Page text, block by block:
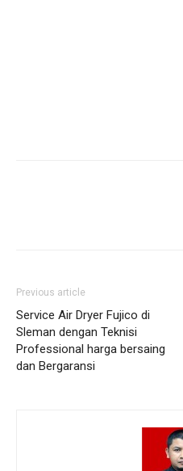
Previous article
Service Air Dryer Fujico di
Sleman dengan Teknisi
Professional harga bersaing
dan Bergaransi